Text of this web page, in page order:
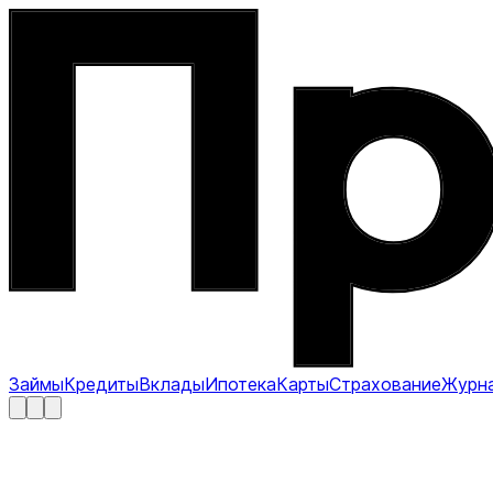
ЗаймыКредитыВкладыИпотекаКартыСтрахование